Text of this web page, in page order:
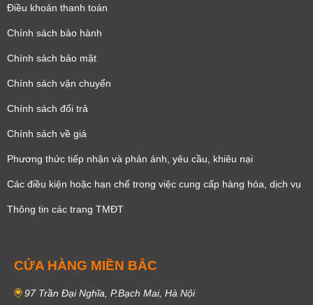
Chronograph Lịch thứ
Dây đeo bằng da hoặc thép không gỉ
Cọc số La Mã (một số mẫu có chữ số Ả Rập)
Kính Sapphire chống va đập/trầy xước vượt trội, hiển thị rõ, bền nhất
(chỉ sau kim cương)
Thời gian dự trữ năng lượng trung bình là 40 giờ (riêng Le Locle
Powermatic 80 dự trữ năng lượng 80 giờ)
Chống nước ở áp suất 3 bar (30m / 100ft)
Điều khoản thanh toán
Chính sách bảo hành
Chính sách bảo mật
Chính sách vận chuyển
Chính sách đổi trả
Chính sách về giá
Phương thức tiếp nhận và phản ánh, yêu cầu, khiêu nại
Các điều kiện hoặc hạn chế trong việc cung cấp hàng hóa, dịch vụ
Thông tin các trang TMĐT
CỬA HÀNG MIỀN BẮC
97 Trần Đại Nghĩa, P.Bạch Mai, Hà Nội